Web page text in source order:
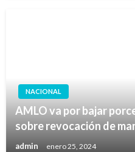
NACIONAL
AMLO va por bajar
sobre revocación de
admin enero 25, 2024